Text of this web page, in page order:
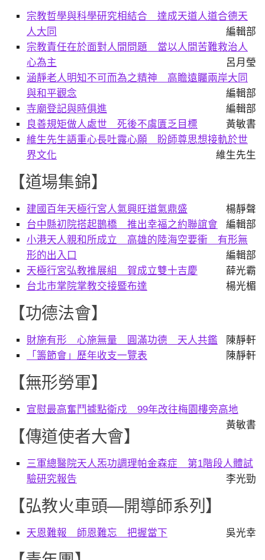
宗教哲學與科學研究相結合 達成天道人道合德天
人大同
編輯部
宗教責任在於面對人間問題 當以人間苦難救治人
心為主
呂月瑩
涵靜老人明知不可而為之精神 高瞻遠矚兩岸大同
與和平觀念
編輯部
寺廟登記與時俱進
編輯部
良善規矩做人處世 死後不虞匱乏目標
黃敏書
維生先生語重心長吐露心願 盼師尊思想接軌於世
界文化
維生先生
【道場集錦】
建國百年天極行宮人氣興旺道氣鼎盛
楊靜聲
台中縣初院搭起鵲橋 推出幸福之約聯誼會
編輯部
小港天人親和所成立 高雄的陸海空要衝 有形無
形的出入口
編輯部
天極行宮弘教推展組 賀成立雙十吉慶
薛光霸
台北市掌院掌教交接暨布達
楊光楣
【功德法會】
財施有形 心施無量 圓滿功德 天人共鑑
陳靜軒
「籌節會」歷年收支一覽表
陳靜軒
【無形勞軍】
宣慰最高奮鬥據點衛戍 99年改往梅園樓旁高地
黃敏書
【傳道使者大會】
三軍總醫院天人炁功調理帕金森症 第1階段人體試
驗研究報告
李光勁
【弘教火車頭—開導師系列】
天恩難報 師恩難忘 把握當下 吳光幸